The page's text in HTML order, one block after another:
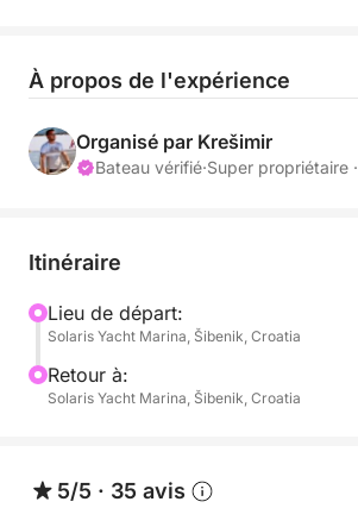
À propos de l'expérience
Organisé par Krešimir
Bateau vérifié·Super propriétaire ·
Itinéraire
Lieu de départ:
Solaris Yacht Marina, Šibenik, Croatia
Retour à:
Solaris Yacht Marina, Šibenik, Croatia
5/5 · 35 avis